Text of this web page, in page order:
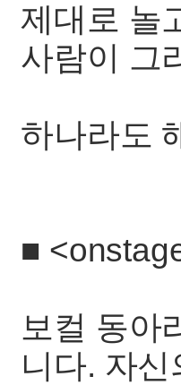
제대로 놀
사람이 그
하나라도
■
보컬 동아
니다. 자